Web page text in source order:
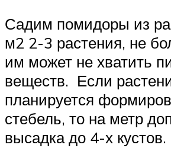
Садим помидоры из
м2 2-3 растения, не
им может не хватить
веществ. Если
планируется
стебель, то на метр
высадка до 4-х кустов.